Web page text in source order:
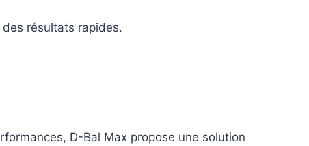
résultats rapides.
D-Bal Max propose une solution